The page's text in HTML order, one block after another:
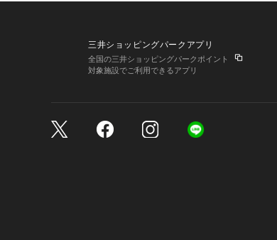
三井ショッピングパークアプリ
全国の三井ショッピングパークポイント
対象施設でご利用できるアプリ